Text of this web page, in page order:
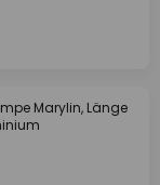
Marylin, Länge